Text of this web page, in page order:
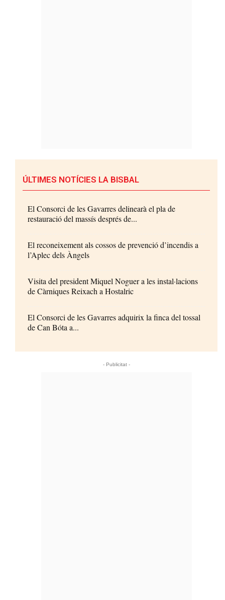
ÚLTIMES NOTÍCIES LA BISBAL
El Consorci de les Gavarres delinearà el pla de
restauració del massís després de...
El reconeixement als cossos de prevenció d’incendis a
l’Aplec dels Àngels
Visita del president Miquel Noguer a les instal·lacions
de Càrniques Reixach a Hostalric
El Consorci de les Gavarres adquirix la finca del tossal
de Can Bóta a...
- Publicitat -